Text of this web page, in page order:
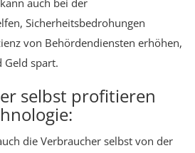
auch bei der
Sicherheitsbedrohungen
von Behördendiensten erhöhen,
Geld spart.
selbst profitieren
die Verbraucher selbst von der